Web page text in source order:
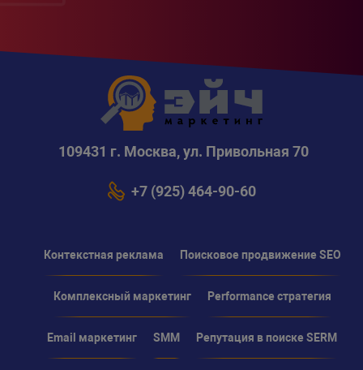
109431 г. Москва, ул. Привольная 70
+7 (925) 464-90-60
Контекстная реклама Поисковое продвижение SEO
Комплексный маркетинг Performance стратегия
Email маркетинг SMM Репутация в поиске SERM